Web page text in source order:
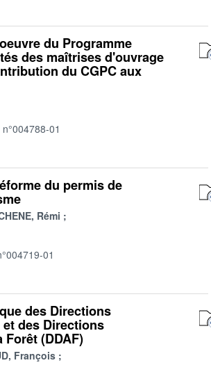
du Programme
des maîtrises d'ouvrage
du CGPC aux
01
du permis de
Rémi
01
des Directions
et des Directions
Forêt (DDAF)
François